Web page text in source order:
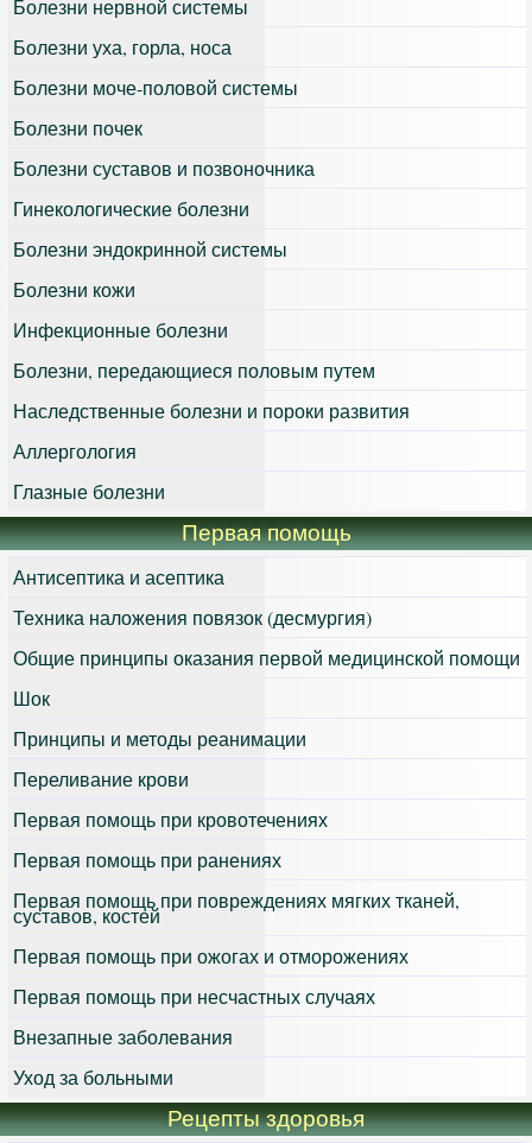
Болезни нервной системы
Болезни уха, горла, носа
Болезни моче-половой системы
Болезни почек
Болезни суставов и позвоночника
Гинекологические болезни
Болезни эндокринной системы
Болезни кожи
Инфекционные болезни
Болезни, передающиеся половым путем
Наследственные болезни и пороки развития
Аллергология
Глазные болезни
Первая помощь
Антисептика и асептика
Техника наложения повязок (десмургия)
Общие принципы оказания первой медицинской помощи
Шок
Принципы и методы реанимации
Переливание крови
Первая помощь при кровотечениях
Первая помощь при ранениях
Первая помощь при повреждениях мягких тканей,
суставов, костей
Первая помощь при ожогах и отморожениях
Первая помощь при несчастных случаях
Внезапные заболевания
Уход за больными
Рецепты здоровья